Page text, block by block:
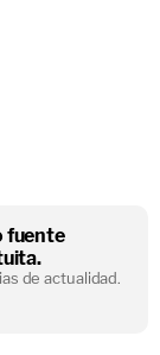
fuente
de actualidad.